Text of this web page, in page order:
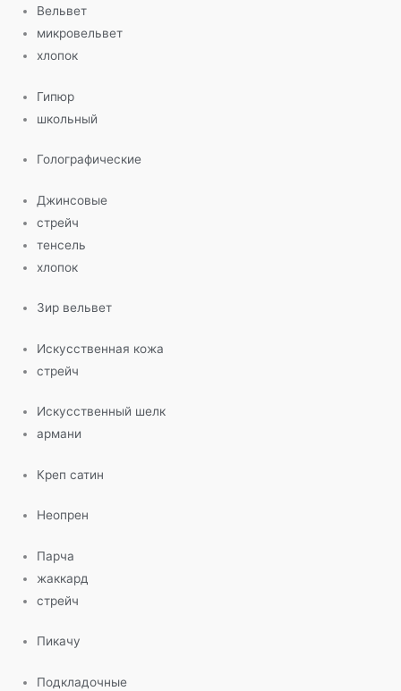
Вельвет
микровельвет
хлопок
Гипюр
школьный
Голографические
Джинсовые
стрейч
тенсель
хлопок
Зир вельвет
Искусственная кожа
стрейч
Искусственный шелк
армани
Креп сатин
Неопрен
Парча
жаккард
стрейч
Пикачу
Подкладочные